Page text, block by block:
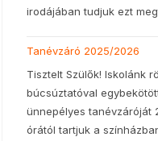
irodájában tudjuk ezt
Tanévzáró 2025/2026
Tisztelt Szülők! Iskolánk
búcsúztatóval
ünnepélyes tanévzáróját
órától tartjuk a